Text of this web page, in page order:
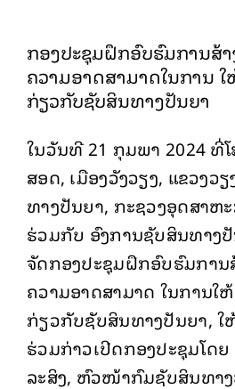
ກອງປະຊຸມຝຶກອົບຮົມການສ້
ຄວາມອາດສາມາດໃນການ
ກ່ຽວກັບຊັບສິນທາງປັນຍາ
ໃນວັນທີ 21 ກຸມພາ 2024 ທີ່
ສອດ, ເມືອງວັງວຽງ, ແຂວງວ
ທາງປັນຍາ, ກະຊວງອຸດສາຫ
ຮ່ວມກັບ ອົງການຊັບສິນທາງປັ
ຈັດກອງປະຊຸມຝຶກອົບຮົມການ
ຄວາມອາດສາມາດ ໃນການໃ
ກ່ຽວກັບຊັບສິນທາງປັນຍາ, ໃ
ຮ່ວມກ່າວເປີດກອງປະຊຸມໂດ
ລະສິງ, ຫົວໜ້າກົມຊັບສິນທາ